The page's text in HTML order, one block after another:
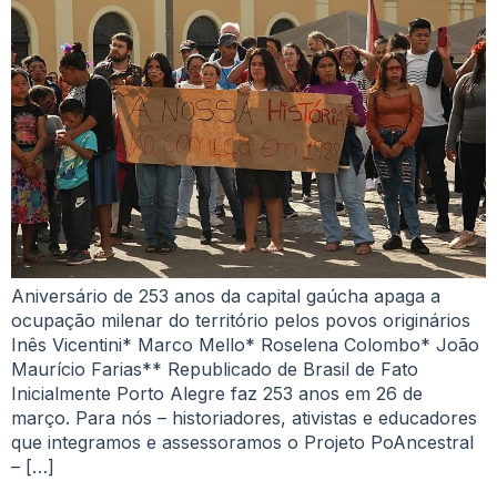
Aniversário de 253 anos da capital gaúcha apaga a
ocupação milenar do território pelos povos originários
Inês Vicentini* Marco Mello* Roselena Colombo* João
Maurício Farias** Republicado de Brasil de Fato
Inicialmente Porto Alegre faz 253 anos em 26 de
março. Para nós – historiadores, ativistas e educadores
que integramos e assessoramos o Projeto PoAncestral
– […]